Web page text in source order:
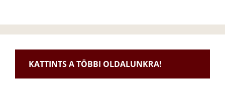
KATTINTS A TÖBBI OLDALUNKRA!